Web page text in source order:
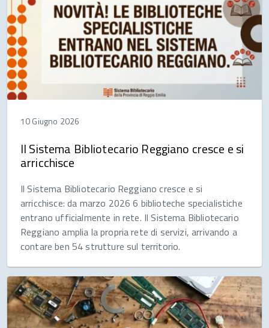
10 Giugno 2026
Il Sistema Bibliotecario Reggiano cresce e si
arricchisce
Il Sistema Bibliotecario Reggiano cresce e si
arricchisce: da marzo 2026 6 biblioteche specialistiche
entrano ufficialmente in rete. Il Sistema Bibliotecario
Reggiano amplia la propria rete di servizi, arrivando a
contare ben 54 strutture sul territorio.